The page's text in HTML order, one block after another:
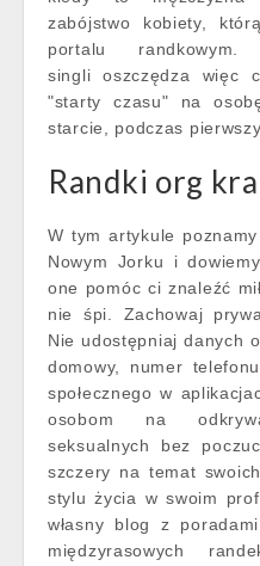
zabójstwo kobiety,
portalu
singli oszczędza więc
"starty czasu" na
starcie, podczas
Randki org
W tym artykule
Nowym Jorku i
one pomóc ci znaleźć
nie śpi. Zachowaj
Nie udostępniaj danych
domowy, numer
społecznego w
osobom na
seksualnych bez
szczery na temat
stylu życia w swoim
własny blog z
międzyrasowych